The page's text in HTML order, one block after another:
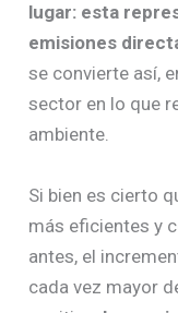
lugar: esta
emisiones
se convierte así,
sector en lo que
ambiente.
Si bien es cierto
más eficientes y
antes, el
cada vez mayor